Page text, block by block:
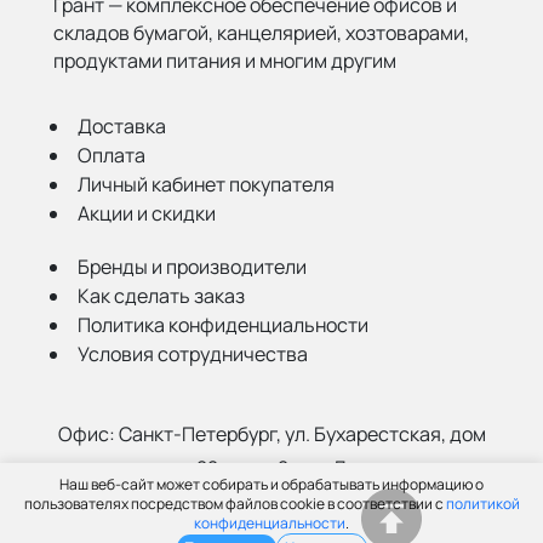
Наш веб-сайт может собирать и обрабатывать информацию о
пользователях посредством файлов cookie в соответствии сполитикой
конфиденциальности.
складов бумагой, канцелярией, хозтоварами,
продуктами питания и многим другим
Доставка
Оплата
Личный кабинет покупателя
Акции и скидки
Бренды и производители
Как сделать заказ
Политика конфиденциальности
Условия сотрудничества
Офис:Санкт-Петербург, ул. Бухарестская, дом
22, корп. 2, лит Д
Склад:Санкт-Петербург, ул. Салова, 52а